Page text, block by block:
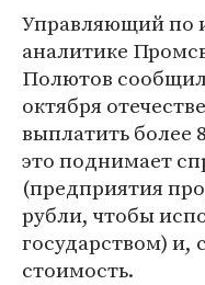
Управляющий по
аналитике
Полютов сообщил
октября
выплатить более
это поднимает
(предприятия
рубли, чтобы
государством) и,
стоимость.